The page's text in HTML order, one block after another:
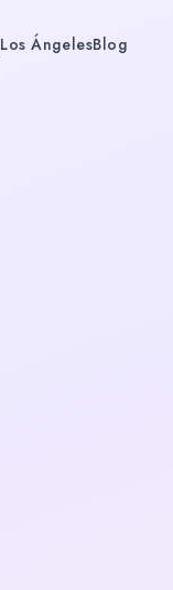
Los ÁngelesBlog